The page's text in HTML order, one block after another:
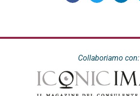
Collaboriamo con: